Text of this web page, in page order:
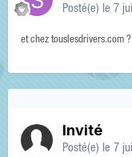
Posté(e) le 7
et chez touslesdrivers.com
Invité
Posté(e) le 7